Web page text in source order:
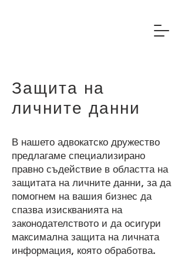
Защита на
личните данни
В нашето адвокатско дружество
предлагаме специализирано
правно съдействие в областта на
защитата на личните данни, за да
помогнем на вашия бизнес да
спазва изискванията на
законодателството и да осигури
максимална защита на личната
информация, която обработва.